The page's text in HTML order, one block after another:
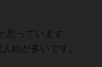
思っています。
組が多いです。